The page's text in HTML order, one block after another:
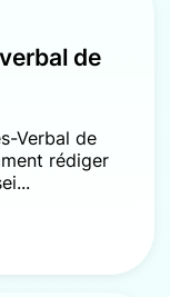
de
Verbal de
rédiger